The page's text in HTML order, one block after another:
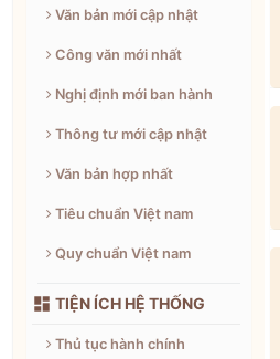
Văn bản mới cập nhật
Công văn mới nhất
Nghị định mới ban hành
Thông tư mới cập nhật
Văn bản hợp nhất
Tiêu chuẩn Việt nam
Quy chuẩn Việt nam
 TIỆN ÍCH HỆ THỐNG
Thủ tục hành chính